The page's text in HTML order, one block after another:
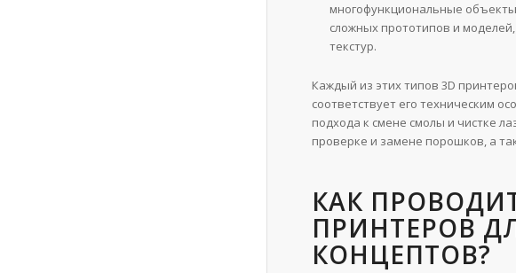
многофункциональные
сложных прототипов и
текстур.
Каждый из этих типов 3D
соответствует его техническим
подхода к смене смолы и чистке
проверке и замене порошков, а
КАК
ПРИНТЕРОВ
КОНЦЕПТОВ?